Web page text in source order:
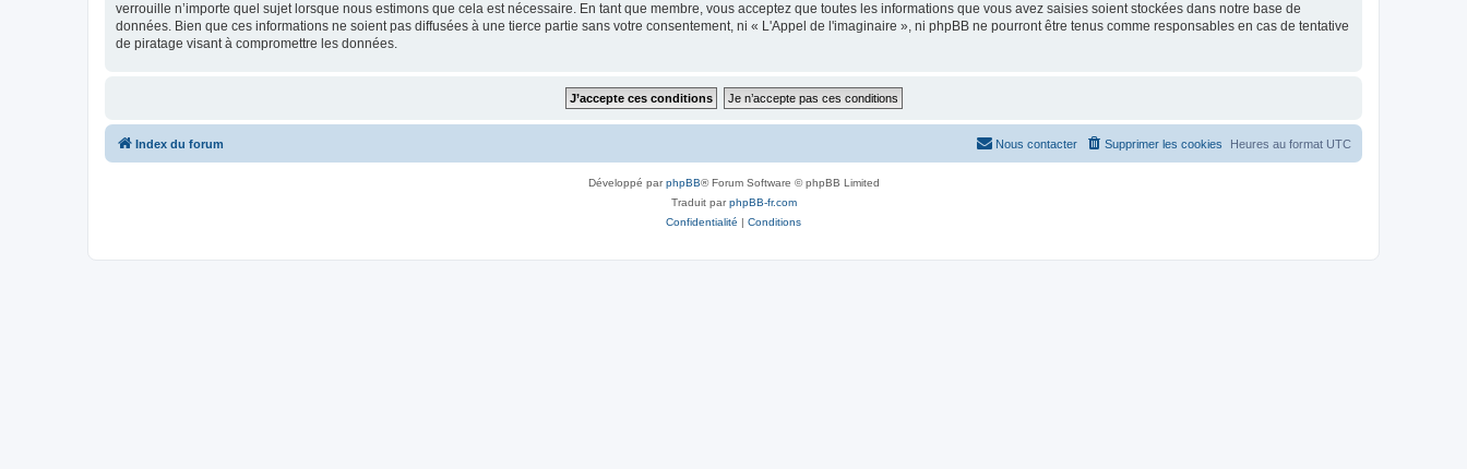
verrouille n’importe quel sujet lorsque nous estimons que cela est nécessaire. En tant que membre, vous acceptez que toutes les informations que vous avez saisies soient stockées dans notre base de
données. Bien que ces informations ne soient pas diffusées à une tierce partie sans votre consentement, ni « L'Appel de l'imaginaire », ni phpBB ne pourront être tenus comme responsables en cas de tentative
de piratage visant à compromettre les données.
Index du forum Heures au format UTC
Supprimer les cookies
Nous contacter
Développé parphpBB® Forum Software © phpBB Limited
Traduit parphpBB-fr.com
Confidentialité | Conditions